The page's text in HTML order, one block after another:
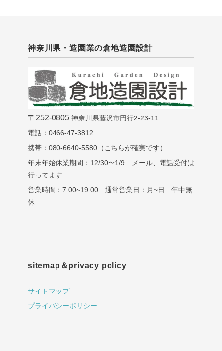
神奈川県・造園業の倉地造園設計
〒252-0805 神奈川県藤沢市円行2-23-11
電話：0466-47-3812
携帯：080-6640-5580（こちらが確実です）
年末年始休業期間：12/30〜1/9 メール、電話受付は
行ってます
営業時間：7:00~19:00 通常営業日：月~日 年中無
休
sitemap＆privacy policy
サイトマップ
プライバシーポリシー